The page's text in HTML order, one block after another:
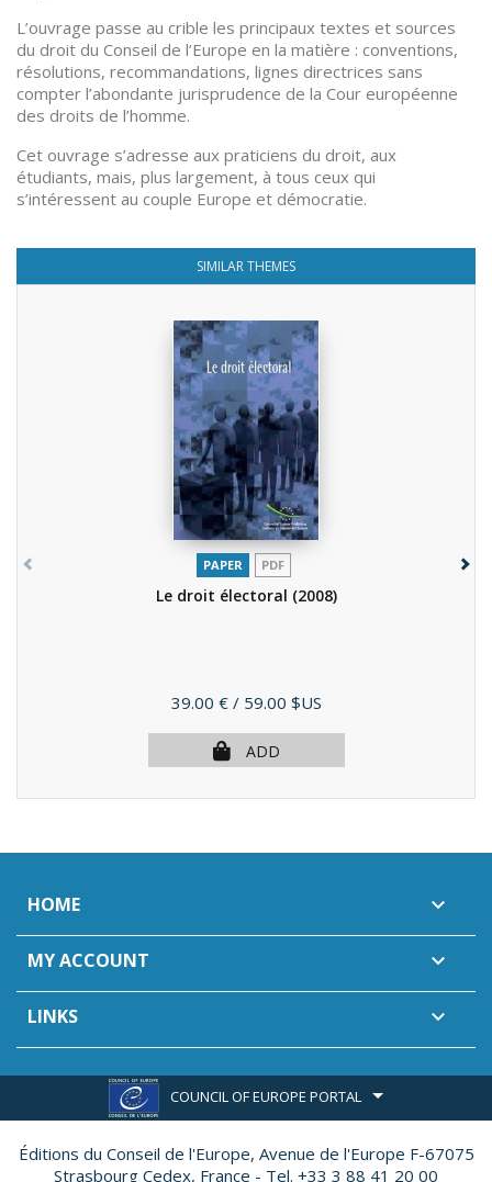
L’ouvrage passe au crible les principaux textes et sources
du droit du Conseil de l’Europe en la matière : conventions,
résolutions, recommandations, lignes directrices sans
compter l’abondante jurisprudence de la Cour européenne
des droits de l’homme.
Cet ouvrage s’adresse aux praticiens du droit, aux
étudiants, mais, plus largement, à tous ceux qui
s’intéressent au couple Europe et démocratie.
SIMILAR THEMES
PAPER PDF
Le droit électoral (2008)
Price
39.00 € / 59.00 $US
ADD
HOME 
MY ACCOUNT 
LINKS 
COUNCIL OF EUROPE PORTAL
Éditions du Conseil de l'Europe, Avenue de l'Europe F-67075
Strasbourg Cedex, France - Tel. +33 3 88 41 20 00